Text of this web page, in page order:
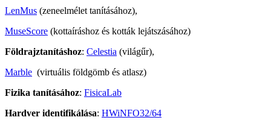
LenMus (zeneelmélet tanításához),
MuseScore (kottaíráshoz és kották lejátszásához)
Földrajztanításhoz: Celestia (világűr),
Marble (virtuális földgömb és atlasz)
Fizika tanításához: FisicaLab
Hardver identifikálása: HWiNFO32/64